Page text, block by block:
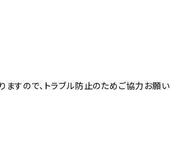
すので、トラブル防止のためご協力お願い